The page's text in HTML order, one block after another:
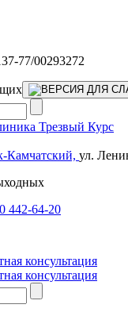
77/00293272
Камчатский, ул.
442-64-20
консультация
консультация